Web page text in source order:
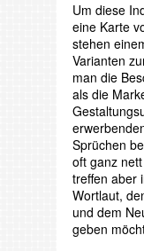
Um diese
eine Karte
stehen
Varianten
man die
als die
Sprüchen
oft ganz
treffen aber
Wortlaut,
und dem
geben